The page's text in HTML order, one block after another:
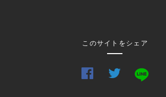
このサイトをシェア